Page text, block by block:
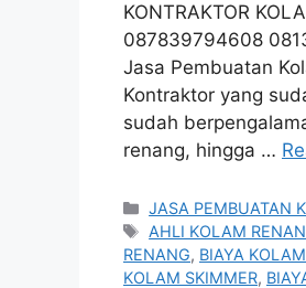
KONTRAKTOR
087839794608
Jasa Pembuatan
Kontraktor yang
sudah
renang, hingga …
Categories
JASA PEMBUATAN
Tags
AHLI KOLAM
RENANG, BIAYA
KOLAM SKIMMER,